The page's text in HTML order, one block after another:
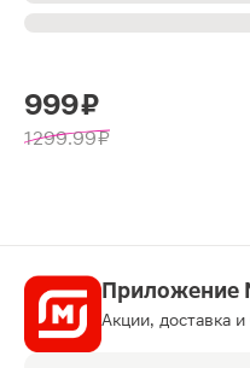
999 ₽
1299.99 ₽
Приложение
Акции, доставка